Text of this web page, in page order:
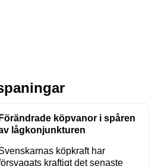
Förändrade köpvanor i spåren
lågkonjunkturen
köpkraft har
kraftigt det senaste